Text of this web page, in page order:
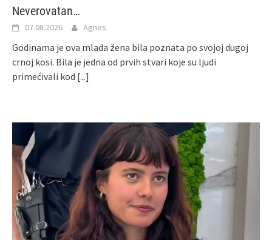
Neverovatan…
07.08.2026 Agnes
Godinama je ova mlada žena bila poznata po svojoj dugoj
crnoj kosi. Bila je jedna od prvih stvari koje su ljudi
primećivali kod [...]